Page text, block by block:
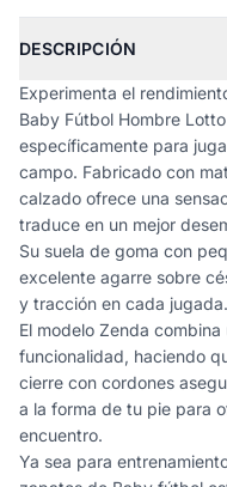
DESCRIPCIÓN
Experimenta el
Baby Fútbol Hombre
específicamente para
campo. Fabricado con
calzado ofrece una
traduce en un mejor
Su suela de goma con
excelente agarre sobre
y tracción en cada jugada.
El modelo Zenda
funcionalidad, haciendo
cierre con cordones
a la forma de tu pie para
encuentro.
Ya sea para